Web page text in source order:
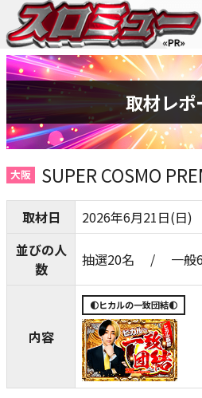
取材レポ
大阪 SUPER COSMO
取材日
2026年6月21日(日)
並びの人
数
抽選20名 / 一般
内容
🌓ヒカルの一致団結🌓